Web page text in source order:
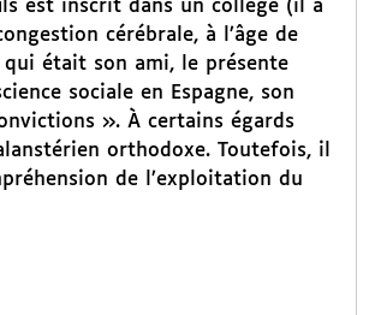
est inscrit dans un collège (il a
cérébrale, à l’âge de
qui était son ami, le présente
sociale en Espagne, son
». À certains égards
orthodoxe. Toutefois, il
de l’exploitation du